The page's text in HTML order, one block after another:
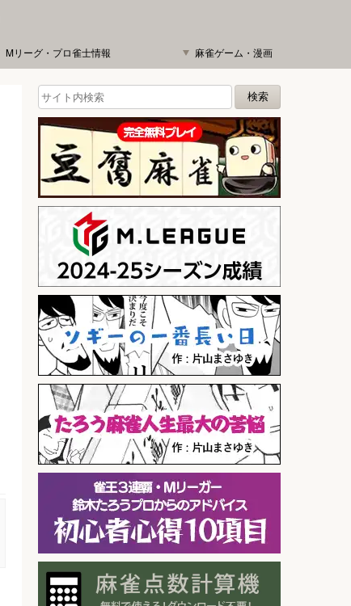
Mリーグ・プロ雀士情報 麻雀ゲーム・漫画